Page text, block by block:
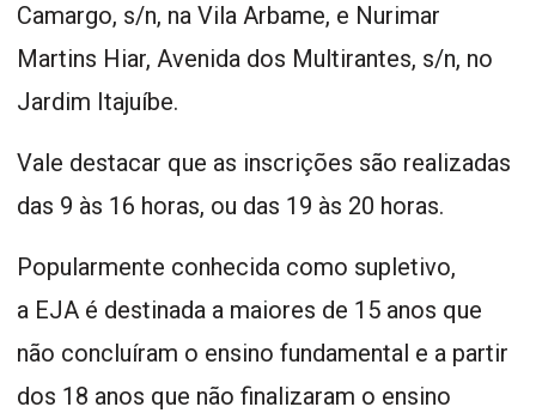
Camargo, s/n, na Vila Arbame, e Nurimar
Martins Hiar, Avenida dos Multirantes, s/n, no
Jardim Itajuíbe.
Vale destacar que as inscrições são realizadas
das 9 às 16 horas, ou das 19 às 20 horas.
Popularmente conhecida como supletivo,
a EJA é destinada a maiores de 15 anos que
não concluíram o ensino fundamental e a partir
dos 18 anos que não finalizaram o ensino